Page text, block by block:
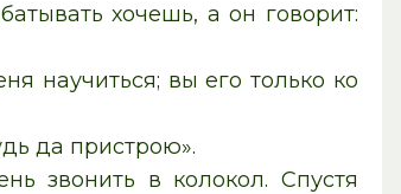
хочешь, а он говорит:
научиться; вы его только ко
да пристрою».
звонить в колокол. Спустя